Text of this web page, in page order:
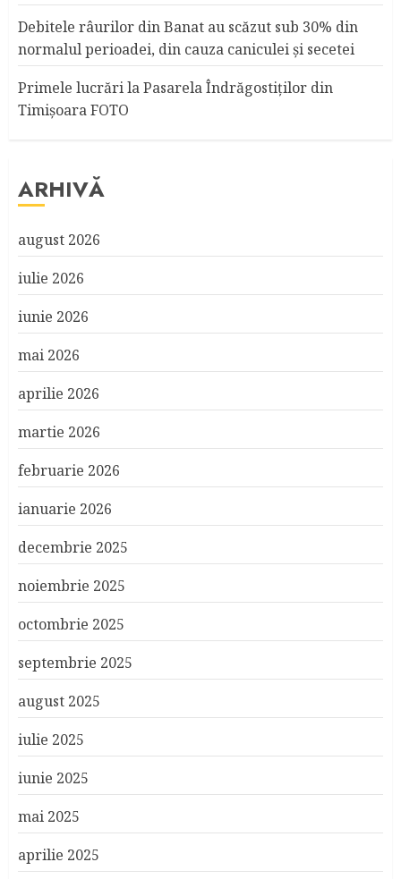
Debitele râurilor din Banat au scăzut sub 30% din
normalul perioadei, din cauza caniculei şi secetei
Primele lucrări la Pasarela Îndrăgostiţilor din
Timişoara FOTO
ARHIVĂ
august 2026
iulie 2026
iunie 2026
mai 2026
aprilie 2026
martie 2026
februarie 2026
ianuarie 2026
decembrie 2025
noiembrie 2025
octombrie 2025
septembrie 2025
august 2025
iulie 2025
iunie 2025
mai 2025
aprilie 2025